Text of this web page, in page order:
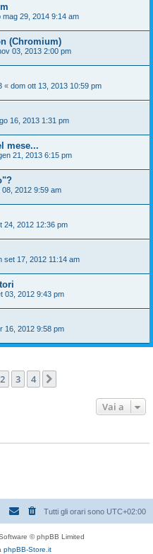
mag 29, 2014 9:14 am
(Chromium)
03, 2013 2:00 pm
« dom ott 13, 2013 10:59 pm
16, 2013 1:31 pm
mese...
21, 2013 6:15 pm
08, 2012 9:59 am
24, 2012 12:36 pm
set 17, 2012 11:14 am
03, 2012 9:43 pm
16, 2012 9:58 pm
2 3 4
Vai a
Tutti gli orari sono UTC+02:00
© phpBB Limited
phpBB-Store.it